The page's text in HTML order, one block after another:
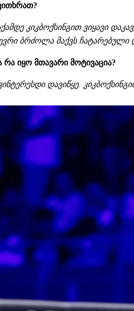
კიკბოქსინგით ვიყავი
ბრძოლა მაქვს ჩატარებული
იყო მთავარი მოტივაცია?
დავიწყე.